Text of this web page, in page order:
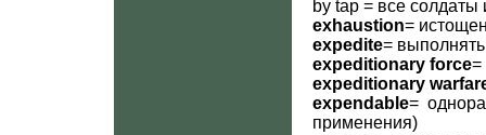
by tap = все
exhaustion=
expedite=
expeditionary force=
expeditionary
expendable=
применения)